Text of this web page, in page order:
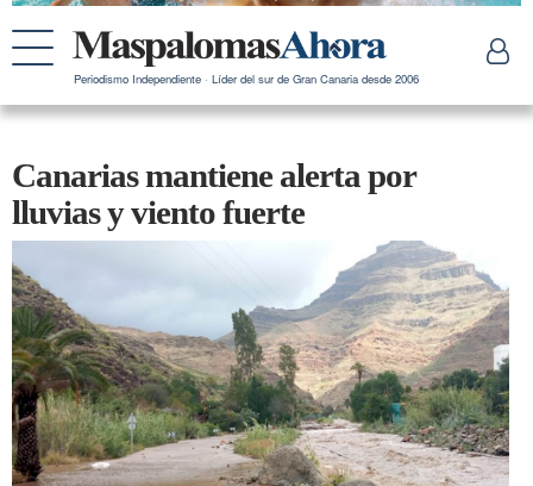
Periodismo Independiente · Líder del sur de Gran Canaria desde 2006
Canarias mantiene alerta por
lluvias y viento fuerte